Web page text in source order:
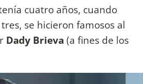
cuatro años, cuando
se hicieron famosos al
Dady Brieva (a fines de los